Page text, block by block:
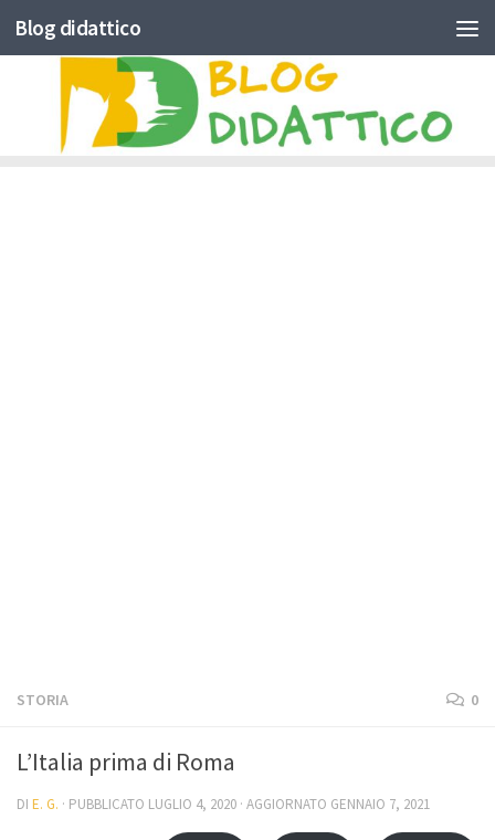
Skip to content
Blog didattico
STORIA 0
L’Italia prima di Roma
DI E. G. · PUBBLICATO LUGLIO 4, 2020 · AGGIORNATO GENNAIO 7, 2021